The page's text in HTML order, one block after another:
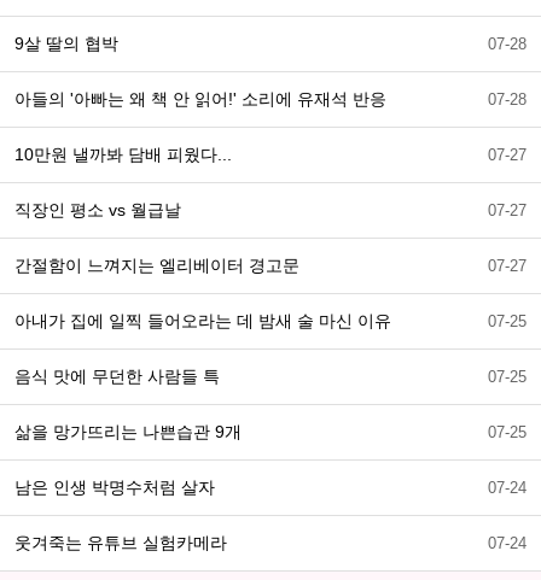
9살 딸의 협박 07-28
아들의 '아빠는 왜 책 안 읽어!' 소리에 유재석 반응 07-28
10만원 낼까봐 담배 피웠다... 07-27
직장인 평소 vs 월급날 07-27
간절함이 느껴지는 엘리베이터 경고문 07-27
아내가 집에 일찍 들어오라는 데 밤새 술 마신 이유 07-25
음식 맛에 무던한 사람들 특 07-25
삶을 망가뜨리는 나쁜습관 9개 07-25
남은 인생 박명수처럼 살자 07-24
웃겨죽는 유튜브 실험카메라 07-24